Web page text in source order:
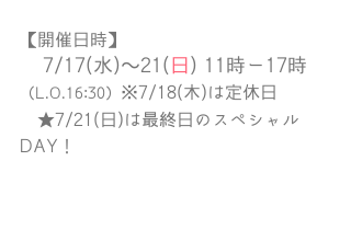
【開催日時】
7/17(水)〜21( 日 ) 11時ー17時
（L.O.16:30） ※7/18(木)は定休日
★7/21(日)は最終日のスペシャル
DAY！